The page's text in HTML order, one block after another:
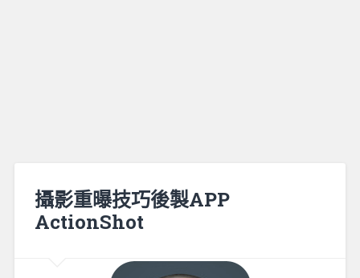
攝影重曝技巧後製APP
ActionShot